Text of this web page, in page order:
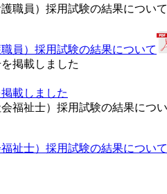
員）採用試験の結果について
載しました
祉士）採用試験の結果について